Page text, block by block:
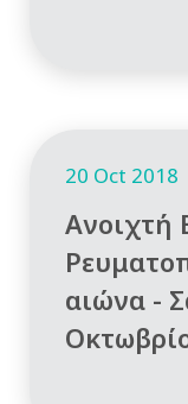
20 Oct 2018
Ανοιχτή
αιώνα -